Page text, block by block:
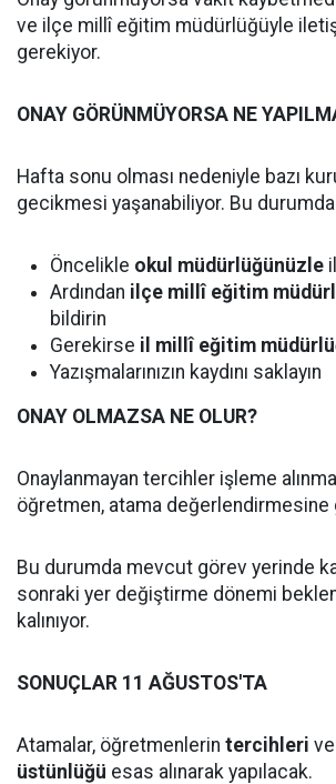
ve ilçe millî eğitim müdürlüğüyle
gerekiyor.
ONAY GÖRÜNMÜYORSA NE
Hafta sonu olması nedeniyle bazı
gecikmesi yaşanabiliyor. Bu
Öncelikle okul müdürlüğünüzle
Ardından ilçe millî eğitim
bildirin
Gerekirse il millî eğitim
Yazışmalarınızın kaydını saklayın
ONAY OLMAZSA NE OLUR?
Onaylanmayan tercihler işleme
öğretmen, atama değerlendirmesine
Bu durumda mevcut görev yerinde
sonraki yer değiştirme dönemi
kalınıyor.
SONUÇLAR 11 AĞUSTOS'TA
Atamalar, öğretmenlerin tercihleri ve
üstünlüğü esas alınarak yapılacak.